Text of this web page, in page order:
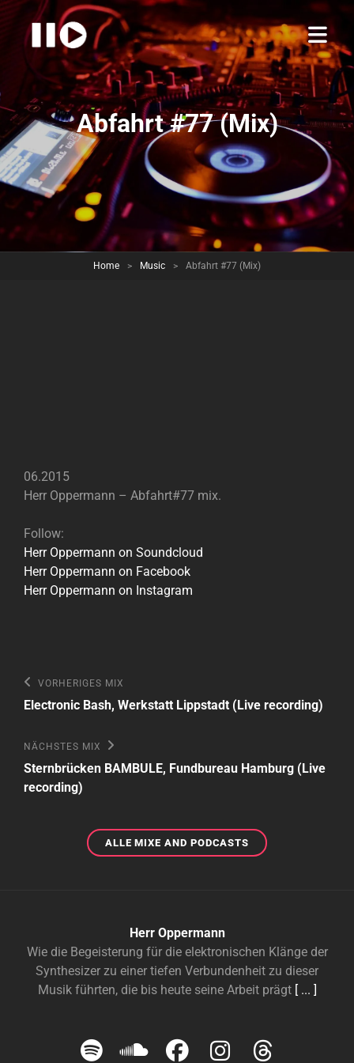
Abfahrt #77 (Mix)
Home > Music > Abfahrt #77 (Mix)
06.2015
Herr Oppermann – Abfahrt#77 mix.
Follow:
Herr Oppermann on Soundcloud
Herr Oppermann on Facebook
Herr Oppermann on Instagram
Beitragsnavigation
Vorheriges
Mix
VORHERIGES MIX
Electronic Bash, Werkstatt Lippstadt (Live recording)
Nächstes
Mix
NÄCHSTES MIX
Sternbrücken BAMBULE, Fundbureau Hamburg (Live
recording)
ALLE MIXE AND PODCASTS ALLE
MIXE
Herr Oppermann
Wie die Begeisterung für die elektronischen Klänge der
Synthesizer zu einer tiefen Verbundenheit zu dieser
Musik führten, die bis heute seine Arbeit prägt [ ... ]
HerrHerrHerrHerrHerr